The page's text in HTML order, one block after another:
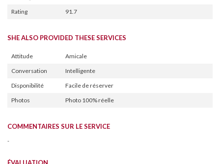
Rating
91.7
SHE ALSO PROVIDED THESE SERVICES
Attitude
Amicale
Conversation
Intelligente
Disponibilité
Facile de réserver
Photos
Photo 100% réelle
COMMENTAIRES SUR LE SERVICE
-
ÉVALUATION